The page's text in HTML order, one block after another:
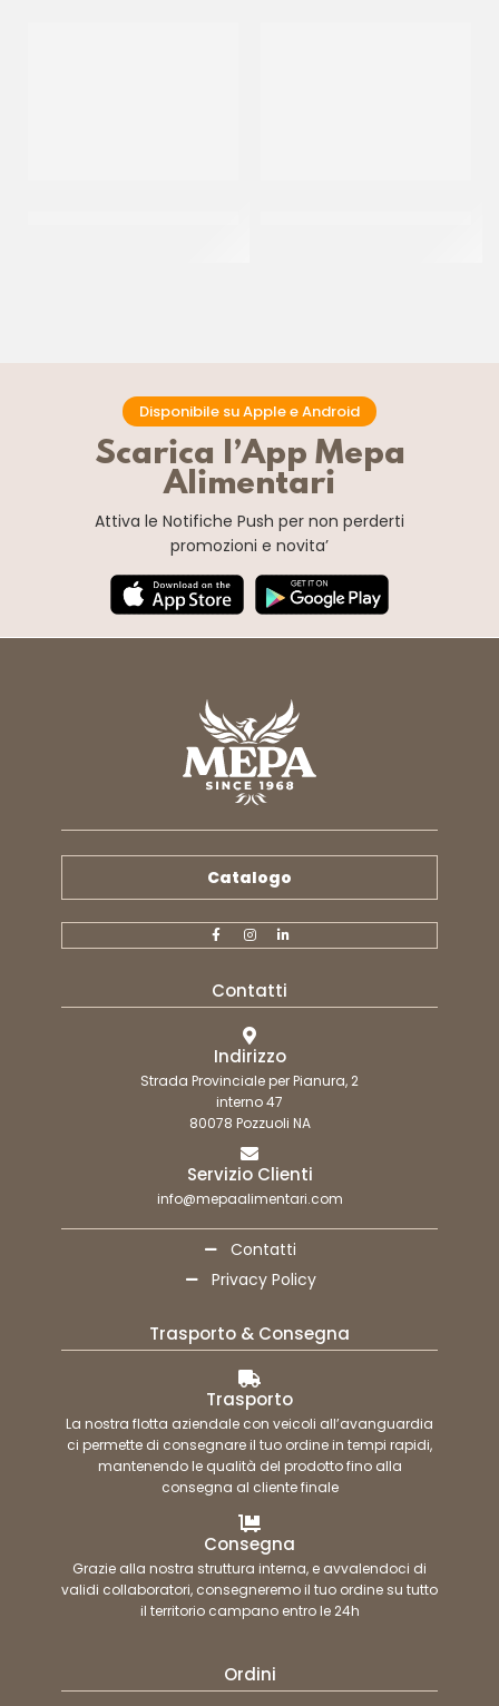
Disponibile su Apple e Android
Scarica l’App Mepa
Alimentari
Attiva le Notifiche Push per non perderti
promozioni e novita’
Catalogo
Contatti
Indirizzo
Strada Provinciale per Pianura, 2
interno 47
80078 Pozzuoli NA
Servizio Clienti
info@mepaalimentari.com
Contatti
Privacy Policy
Trasporto & Consegna
Trasporto
La nostra flotta aziendale con veicoli all’avanguardia
ci permette di consegnare il tuo ordine in tempi rapidi,
mantenendo le qualità del prodotto fino alla
consegna al cliente finale
Consegna
Grazie alla nostra struttura interna, e avvalendoci di
validi collaboratori, consegneremo il tuo ordine su tutto
il territorio campano entro le 24h
Ordini